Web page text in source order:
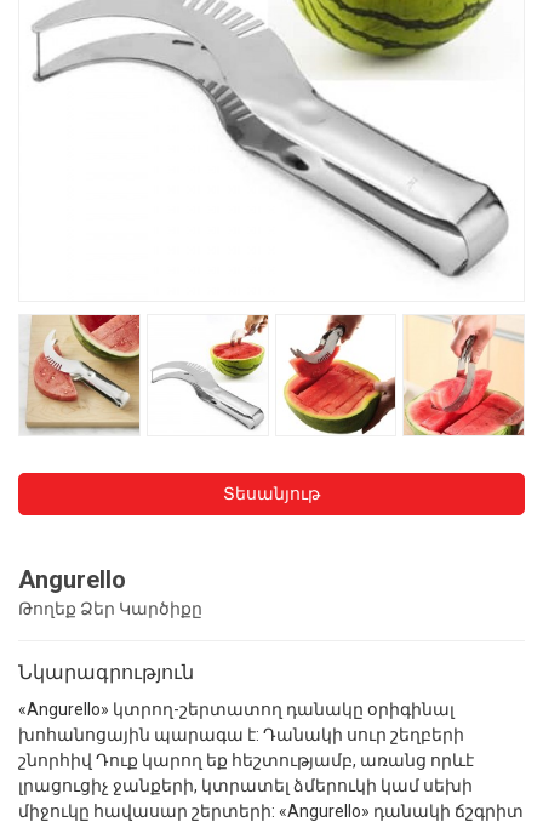
Լավագույն Վաճառք
Տեսանյութ
Angurello
Թողեք Ձեր Կարծիքը
Նկարագրություն
«Angurello» կտրող-շերտատող դանակը օրիգինալ
խոհանոցային պարագա է: Դանակի սուր շեղբերի
շնորհիվ Դուք կարող եք հեշտությամբ, առանց որևէ
լրացուցիչ ջանքերի, կտրատել ձմերուկի կամ սեխի
միջուկը հավասար շերտերի: «Angurello» դանակի ճշգրիտ